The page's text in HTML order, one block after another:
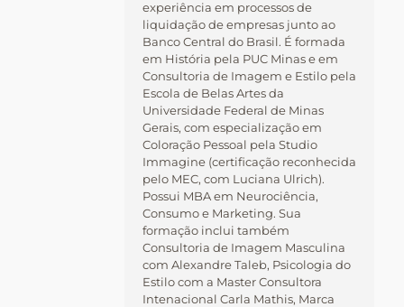
experiência em processos de
liquidação de empresas junto ao
Banco Central do Brasil. É formada
em História pela PUC Minas e em
Consultoria de Imagem e Estilo pela
Escola de Belas Artes da
Universidade Federal de Minas
Gerais, com especialização em
Coloração Pessoal pela Studio
Immagine (certificação reconhecida
pelo MEC, com Luciana Ulrich).
Possui MBA em Neurociência,
Consumo e Marketing. Sua
formação inclui também
Consultoria de Imagem Masculina
com Alexandre Taleb, Psicologia do
Estilo com a Master Consultora
Intenacional Carla Mathis, Marca